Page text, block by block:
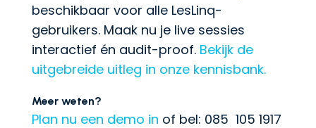
beschikbaar voor alle LesLinq-
gebruikers. Maak nu je live sessies
interactief én audit-proof. Bekijk de
uitgebreide uitleg in onze kennisbank.
Meer weten?
Plan nu een demo in of bel: 085 105 1917